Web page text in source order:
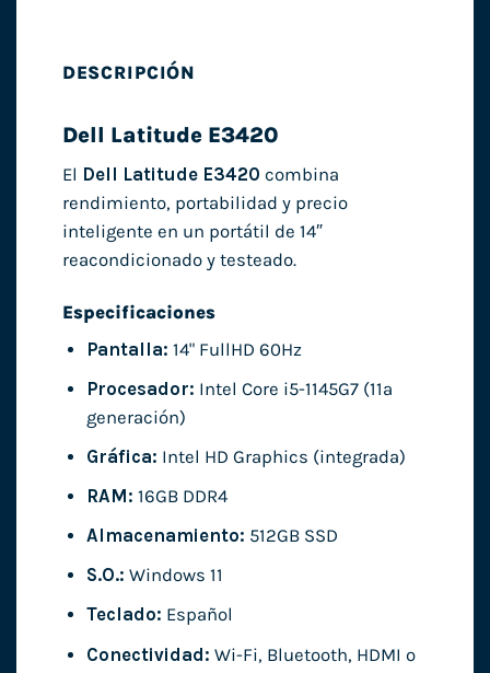
DESCRIPCIÓN
Dell Latitude E3420
El Dell Latitude E3420 combina
rendimiento, portabilidad y precio
inteligente en un portátil de 14″
reacondicionado y testeado.
Especificaciones
Pantalla: 14" FullHD 60Hz
Procesador: Intel Core i5-1145G7 (11ª
generación)
Gráfica: Intel HD Graphics (integrada)
RAM: 16GB DDR4
Almacenamiento: 512GB SSD
S.O.: Windows 11
Teclado: Español
Conectividad: Wi-Fi, Bluetooth, HDMI o